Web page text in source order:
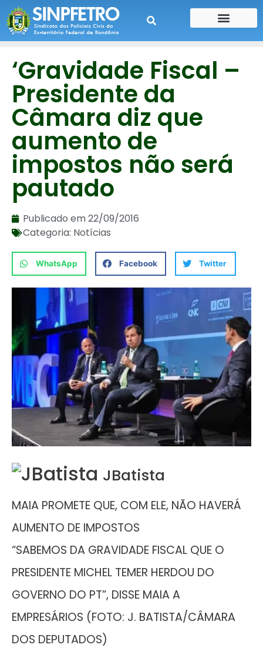
‘Gravidade Fiscal –
Presidente da
Câmara diz que
aumento de
impostos não será
pautado
Publicado em22/09/2016
Categoria: Notícias
WhatsApp Facebook Twitter
JBatista
MAIA PROMETE QUE, COM ELE, NÃO HAVERÁ
AUMENTO DE IMPOSTOS
“SABEMOS DA GRAVIDADE FISCAL QUE O
PRESIDENTE MICHEL TEMER HERDOU DO
GOVERNO DO PT”, DISSE MAIA A
EMPRESÁRIOS (FOTO: J. BATISTA/CÂMARA
DOS DEPUTADOS)